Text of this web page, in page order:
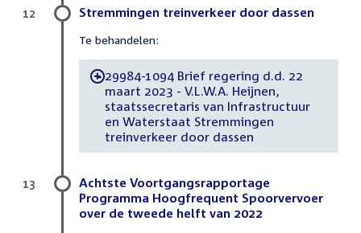
Stremmingen treinverkeer door dassen
Te behandelen:
-29984-1094 Brief regering d.d. 22
maart 2023 - V.L.W.A. Heijnen,
staatssecretaris van Infrastructuur
en Waterstaat Stremmingen
treinverkeer door dassen
12
Achtste Voortgangsrapportage
Programma Hoogfrequent Spoorvervoer
over de tweede helft van 2022
13